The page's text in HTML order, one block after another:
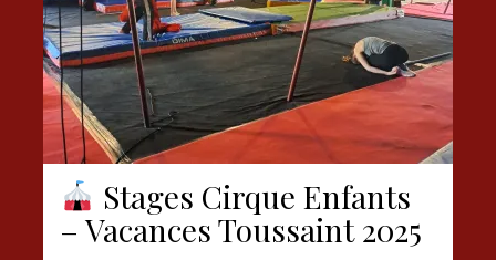
Stages Cirque Enfants
– Vacances Toussaint 2025